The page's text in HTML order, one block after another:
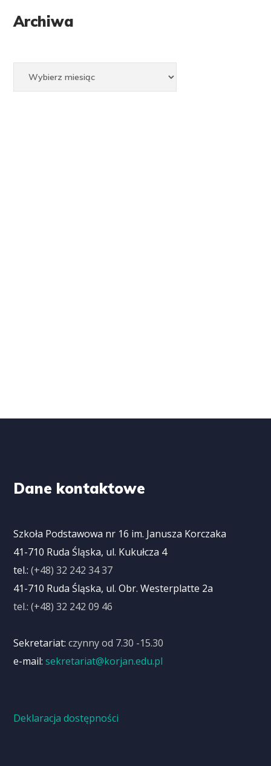
Archiwa
Archiwa
Dane kontaktowe
Szkoła Podstawowa nr 16 im. Janusza Korczaka
41-710 Ruda Śląska, ul. Kukułcza 4
tel.: (+48) 32 242 34 37
41-710 Ruda Śląska, ul. Obr. Westerplatte 2a
tel.: (+48) 32 242 09 46
Sekretariat: czynny od 7.30 -15.30
e-mail:sekretariat@korjan.edu.pl
Deklaracja dostępności